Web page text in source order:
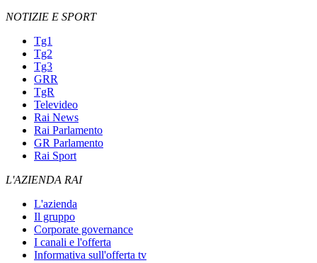
NOTIZIE E SPORT
Tg1
Tg2
Tg3
GRR
TgR
Televideo
Rai News
Rai Parlamento
GR Parlamento
Rai Sport
L'AZIENDA RAI
L'azienda
Il gruppo
Corporate governance
I canali e l'offerta
Informativa sull'offerta tv